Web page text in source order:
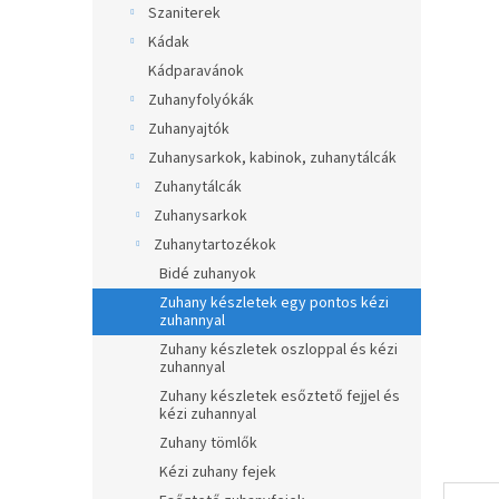
Szaniterek
Kádak
Kádparavánok
Zuhanyfolyókák
Zuhanyajtók
Zuhanysarkok, kabinok, zuhanytálcák
Zuhanytálcák
Zuhanysarkok
Zuhanytartozékok
Bidé zuhanyok
Zuhany készletek egy pontos kézi
zuhannyal
Zuhany készletek oszloppal és kézi
zuhannyal
Zuhany készletek esőztető fejjel és
kézi zuhannyal
Zuhany tömlők
Kézi zuhany fejek